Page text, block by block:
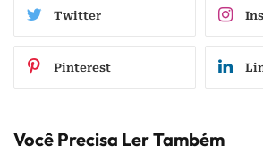
Twitter
Pinterest
Você Precisa Ler Também